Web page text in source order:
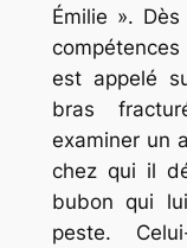
Émilie ».
est appelé
bras
examiner un
chez qui il
bubon qui
peste.